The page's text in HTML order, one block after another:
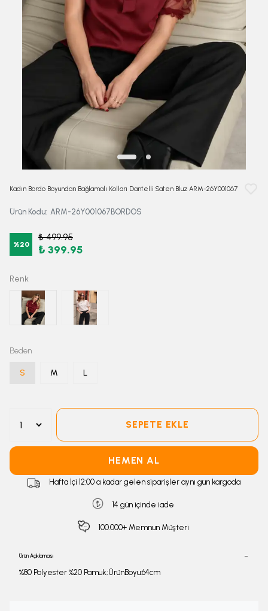
Kadın Bordo Boyundan Bağlamalı Kolları Dantelli Saten Bluz ARM-26Y001067
Ürün Kodu: ARM-26Y001067BORDOS
%20
₺ 499.95
₺ 399.95
Renk
Beden
S M L
SEPETE EKLE
HEMEN AL
Hafta İçi 12:00 a kadar gelen siparişler aynı gün kargoda
14 gün içinde iade
100.000+ Memnun Müşteri
Ürün Açıklaması
%80 Polyester %20 Pamuk;ÜrünBoyu:64cm